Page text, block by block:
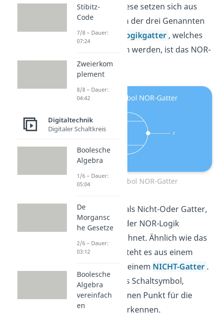
weitere Gatter. Diese setzen sich aus
einer Kombination der drei Genannten
zusammen. Das
Logikgatter , welches
wir nun behandeln werden, ist das NOR-
Gatter.
Schaltsymbol NOR-Gatter
Dieses wird auch als Nicht-Oder Gatter,
Pierce Funktion oder NOR-Logik
bezeichnet. bezeichnet. Ähnlich wie das
NAND-Gatter
besteht es aus einem
und einem NICHT-Gatter .
Betrachten wir das Schaltsymbol,
können wir hier einen Punkt für die
NICHT-Funktion
erkennen.
Stibitz-
Code
7/8 – Dauer:
07:24
Zweierkom
plement
8/8 – Dauer:
04:42
Digitaltechnik
Digitaler Schaltkreis
Boolesche
Algebra
1/6 – Dauer:
05:04
De
Morgansc
he Gesetze
2/6 – Dauer:
03:12
Boolesche
Algebra
vereinfach
en